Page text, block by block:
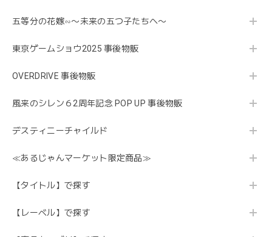
五等分の花嫁∽〜未来の五つ子たちへ〜
東京ゲームショウ2025 事後物販
OVERDRIVE 事後物販
風来のシレン６2周年記念 POP UP 事後物販
デスティニーチャイルド
≪あるじゃんマーケット限定商品≫
【タイトル】で探す
【レーベル】で探す